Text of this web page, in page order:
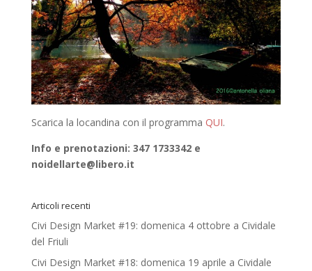
Scarica la locandina con il programma QUI.
Info e prenotazioni: 347 1733342 e
noidellarte@libero.it
Articoli recenti
Civi Design Market #19: domenica 4 ottobre a Cividale
del Friuli
Civi Design Market #18: domenica 19 aprile a Cividale